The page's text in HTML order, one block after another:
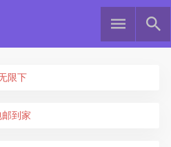
限下
到家